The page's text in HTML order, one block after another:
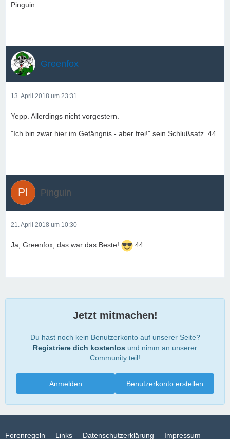
Pinguin
Greenfox
13. April 2018 um 23:31
Yepp. Allerdings nicht vorgestern.
"Ich bin zwar hier im Gefängnis - aber frei!" sein Schlußsatz. 44.
Pinguin
21. April 2018 um 10:30
Ja, Greenfox, das war das Beste! 44.
Jetzt mitmachen!
Du hast noch kein Benutzerkonto auf unserer Seite?
Registriere dich kostenlos und nimm an unserer
Community teil!
Benutzerkonto erstellen
Anmelden
Forenregeln Links Datenschutzerklärung Impressum